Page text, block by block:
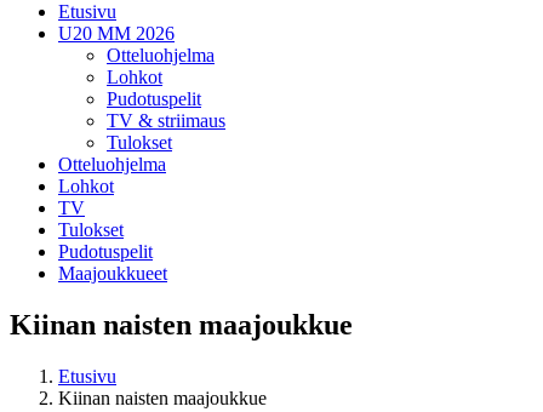
Etusivu
U20 MM 2026
Otteluohjelma
Lohkot
Pudotuspelit
TV & striimaus
Tulokset
Otteluohjelma
Lohkot
TV
Tulokset
Pudotuspelit
Maajoukkueet
Kiinan naisten maajoukkue
Etusivu
Kiinan naisten maajoukkue